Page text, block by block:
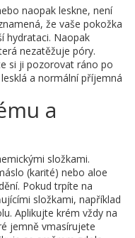
naopak leskne, není
že vaše pokožka
hydrataci. Naopak
nezatěžuje póry.
si ji pozorovat ráno po
a normální příjemná
a
složkami.
(karité) nebo aloe
Pokud trpíte na
složkami, například
Aplikujte krém vždy na
jemně vmasírujete